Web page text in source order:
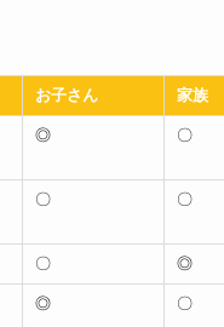
お子さん 家族
◎ 〇
〇 〇
〇 ◎
◎ 〇